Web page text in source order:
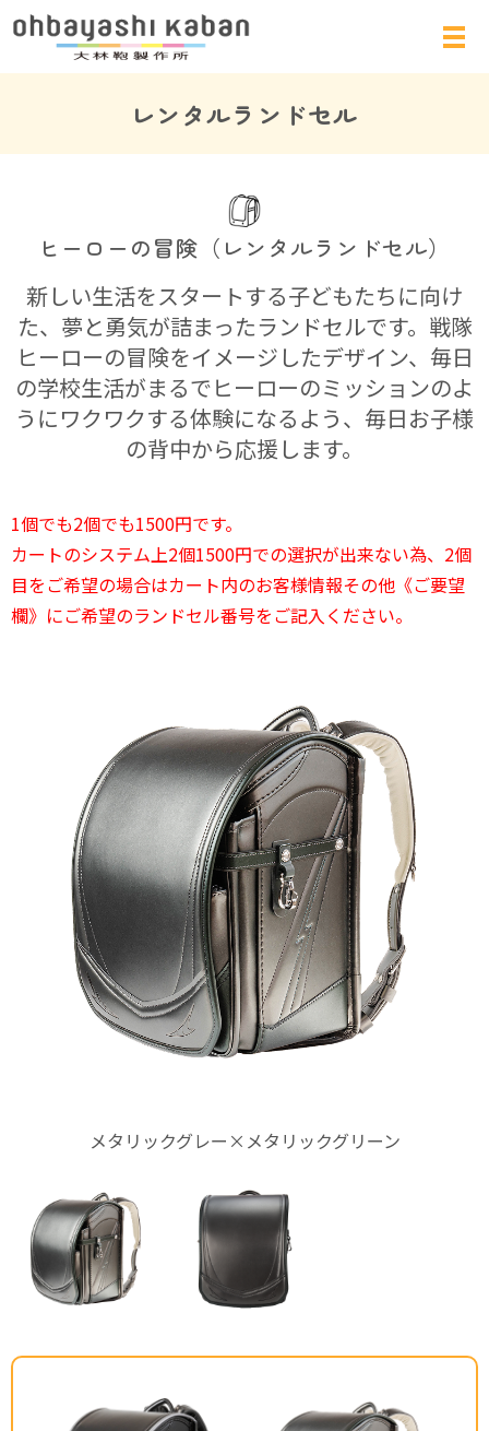
レンタルランドセル
ヒーローの冒険（レンタルランドセル）
新しい生活をスタートする子どもたちに向け
た、夢と勇気が詰まったランドセルです。戦隊
ヒーローの冒険をイメージしたデザイン、毎日
の学校生活がまるでヒーローのミッションのよ
うにワクワクする体験になるよう、毎日お子様
の背中から応援します。
1個でも2個でも1500円です。
カートのシステム上2個1500円での選択が出来ない為、2個
目をご希望の場合はカート内のお客様情報その他《ご要望
欄》にご希望のランドセル番号をご記入ください。
メタリックグレー×メタリックグリーン